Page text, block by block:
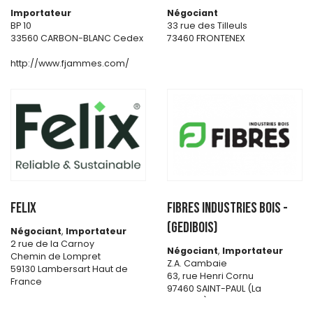
Importateur
BP 10
33560 CARBON-BLANC Cedex
http://www.fjammes.com/
Négociant
33 rue des Tilleuls
73460 FRONTENEX
FELIX
Négociant, Importateur
2 rue de la Carnoy
Chemin de Lompret
59130 Lambersart Haut de
France
FIBRES INDUSTRIES BOIS -
(GEDIBOIS)
Négociant, Importateur
Z.A. Cambaie
63, rue Henri Cornu
97460 SAINT-PAUL (La
Réunion)